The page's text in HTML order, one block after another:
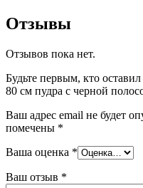
Отзывы
Отзывов пока нет.
Будьте первым, кто
80 см пудра с черной
Ваш адрес email не будет
помечены *
Ваша оценка *
Ваш отзыв *